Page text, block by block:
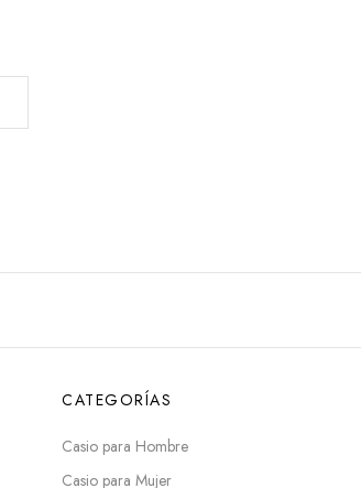
CATEGORÍAS
Casio para Hombre
Casio para Mujer